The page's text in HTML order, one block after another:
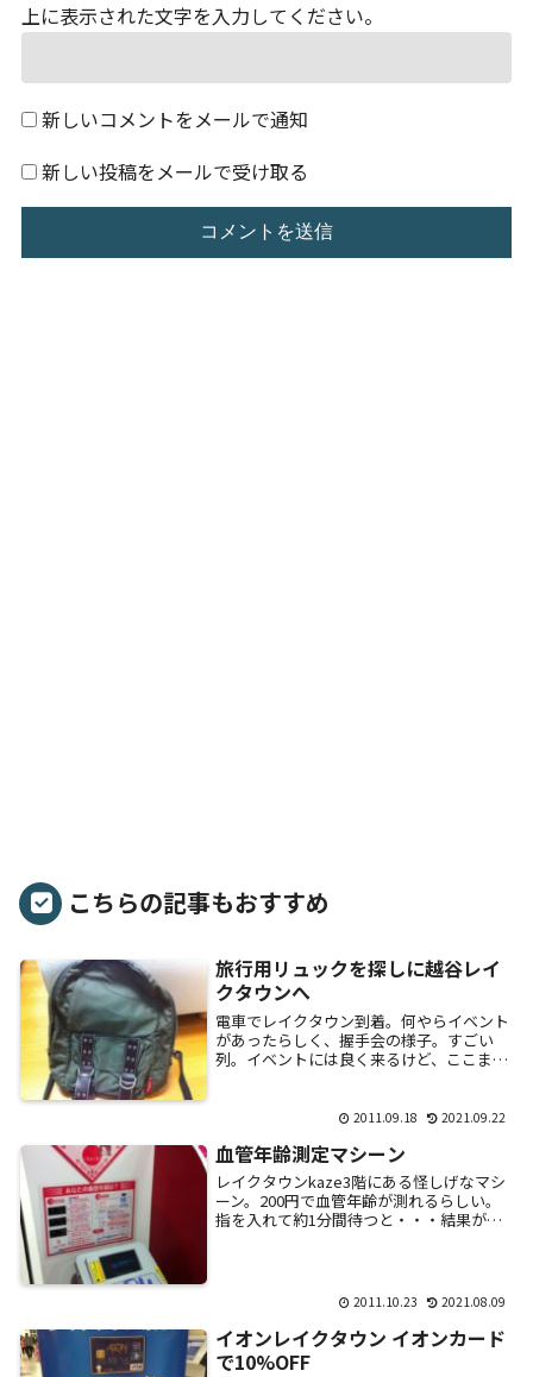
上に表示された文字を入力してください。
新しいコメントをメールで通知
新しい投稿をメールで受け取る
こちらの記事もおすすめ
旅行用リュックを探しに越谷レイ
クタウンへ
電車でレイクタウン到着。何やらイベント
があったらしく、握手会の様子。すごい
列。イベントには良く来るけど、ここまで
2011.09.18 2021.09.22
血管年齢測定マシーン
レイクタウンkaze3階にある怪しげなマシ
ーン。200円で血管年齢が測れるらしい。
指を入れて約1分間待つと・・・結果が出
2011.10.23 2021.08.09
イオンレイクタウン イオンカード
で10%OFF